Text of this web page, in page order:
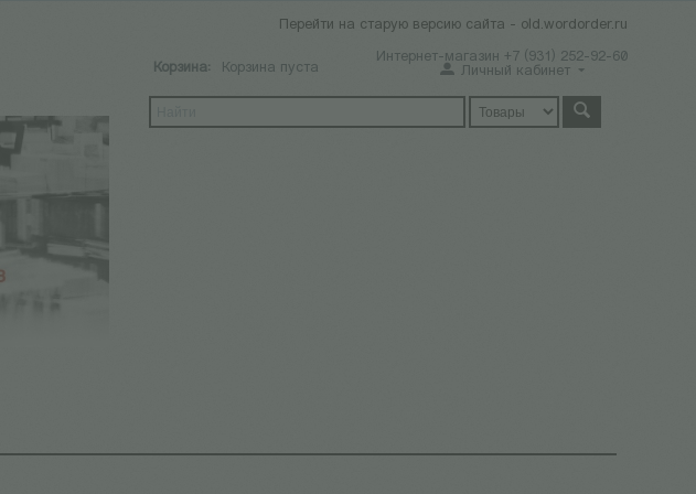
Перейти на старую версию сайта - old.wordorder.ru
Интернет-магазин +7 (931) 252-92-60
Корзина: Корзина пуста Личный кабинет